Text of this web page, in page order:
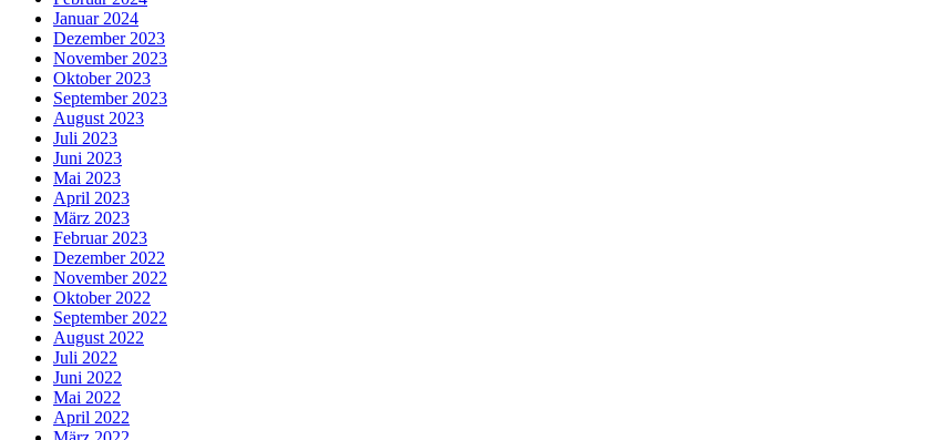
Januar 2024
Dezember 2023
November 2023
Oktober 2023
September 2023
August 2023
Juli 2023
Juni 2023
Mai 2023
April 2023
März 2023
Februar 2023
Dezember 2022
November 2022
Oktober 2022
September 2022
August 2022
Juli 2022
Juni 2022
Mai 2022
April 2022